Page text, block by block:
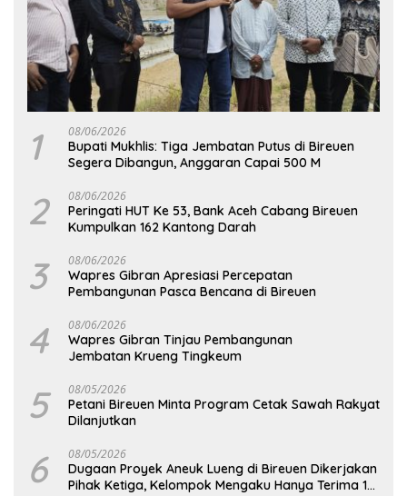
1 08/06/2026
Bupati Mukhlis: Tiga Jembatan Putus di Bireuen
Segera Dibangun, Anggaran Capai 500 M
2 08/06/2026
Peringati HUT Ke 53, Bank Aceh Cabang Bireuen
Kumpulkan 162 Kantong Darah
3 08/06/2026
Wapres Gibran Apresiasi Percepatan
Pembangunan Pasca Bencana di Bireuen
4 08/06/2026
Wapres Gibran Tinjau Pembangunan
Jembatan Krueng Tingkeum
5 08/05/2026
Petani Bireuen Minta Program Cetak Sawah Rakyat
Dilanjutkan
6 08/05/2026
Dugaan Proyek Aneuk Lueng di Bireuen Dikerjakan
Pihak Ketiga, Kelompok Mengaku Hanya Terima 10